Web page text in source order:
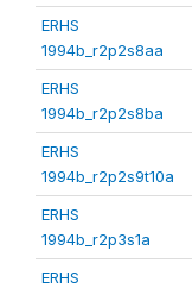
ERHS
1994b_r2p2s8aa
ERHS
1994b_r2p2s8ba
ERHS
1994b_r2p2s9t10a
ERHS
1994b_r2p3s1a
ERHS